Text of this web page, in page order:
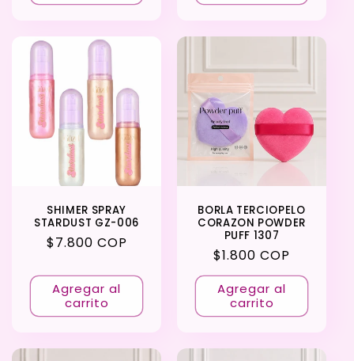
SHIMER SPRAY
STARDUST GZ-006
Precio
$7.800 COP
Agregar al
carrito
BORLA TERCIOPELO
CORAZON POWDER
PUFF 1307
Precio
habitual
$1.800 COP
Agregar al
carrito